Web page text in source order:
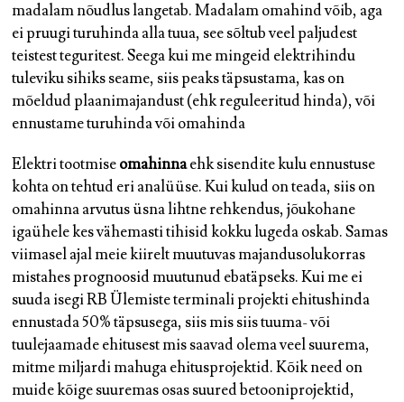
madalam nõudlus langetab. Madalam omahind võib, aga
ei pruugi turuhinda alla tuua, see sõltub veel paljudest
teistest teguritest. Seega kui me mingeid elektrihindu
tuleviku sihiks seame, siis peaks täpsustama, kas on
mõeldud plaanimajandust (ehk reguleeritud hinda), või
ennustame turuhinda või omahinda
Elektri tootmiseomahinnaehk sisendite kulu ennustuse
kohta on tehtud eri analüüse. Kui kulud on teada, siis on
omahinna arvutus üsna lihtne rehkendus, jõukohane
igaühele kes vähemasti tihisid kokku lugeda oskab. Samas
viimasel ajal meie kiirelt muutuvas majandusolukorras
mistahes prognoosid muutunud ebatäpseks. Kui me ei
suuda isegi RB Ülemiste terminali projekti ehitushinda
ennustada 50% täpsusega, siis mis siis tuuma- või
tuulejaamade ehitusest mis saavad olema veel suurema,
mitme miljardi mahuga ehitusprojektid. Kõik need on
muide kõige suuremas osas suured betooniprojektid,